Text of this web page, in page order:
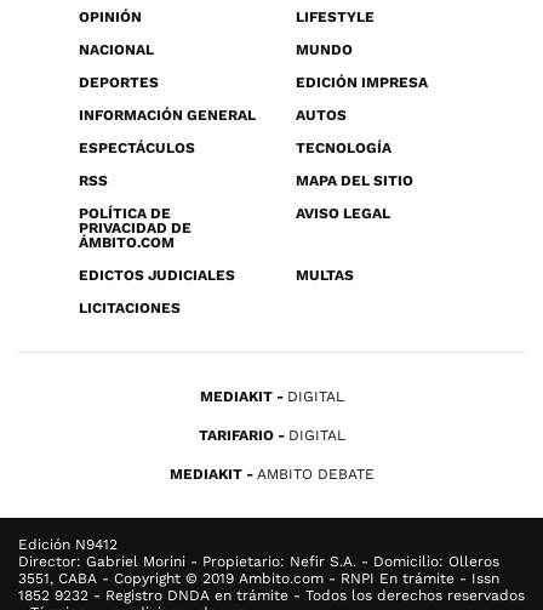
OPINIÓN
LIFESTYLE
NACIONAL
MUNDO
DEPORTES
EDICIÓN IMPRESA
INFORMACIÓN GENERAL
AUTOS
ESPECTÁCULOS
TECNOLOGÍA
RSS
MAPA DEL SITIO
POLÍTICA DE
PRIVACIDAD DE
ÁMBITO.COM
AVISO LEGAL
EDICTOS JUDICIALES
MULTAS
LICITACIONES
MEDIAKIT DIGITAL
TARIFARIO DIGITAL
MEDIAKIT AMBITO DEBATE
Edición N9412
Director: Gabriel Morini - Propietario: Nefir S.A. - Domicilio: Olleros
3551, CABA - Copyright © 2019 Ambito.com - RNPI En trámite - Issn
1852 9232 - Registro DNDA en trámite - Todos los derechos reservados